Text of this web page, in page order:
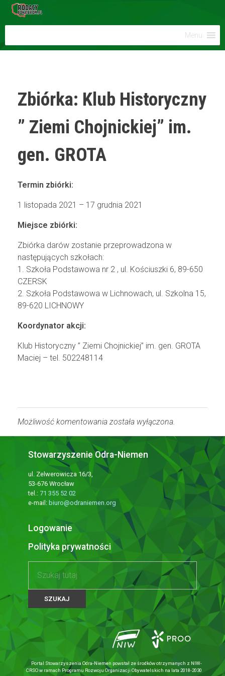
Menu
Zbiórka: Klub Historyczny
” Ziemi Chojnickiej” im.
gen. GROTA
Termin zbiórki:
1 listopada 2021 – 17 grudnia 2021
Miejsce zbiórki:
Zbiórka darów zostanie przeprowadzona w
następujących szkołach:
1. Szkoła Podstawowa nr 2 , ul. Kościuszki 6, 89-650
CZERSK
2. Szkoła Podstawowa w Lichnowach, ul. Szkolna 15,
89-620 LICHNOWY
Koordynator akcji:
Klub Historyczny ” Ziemi Chojnickiej” im. gen. GROTA
Maciej – tel. 502248114
Możliwość komentowania została wyłączona.
Stowarzyszenie Odra-Niemen
ul. Zelwerowicza 16/3,
53-676 Wrocław
tel.: 71 355 52 02
e-mail: biuro@odraniemen.org
Logowanie
Polityka prywatności
Portal Stowarzyszenia Odra-Niemen powstał ze środków otrzymanych z NIW-
CRSO w ramach Programu Rozwoju Organizacji Obywatelskich na lata 2018-2030